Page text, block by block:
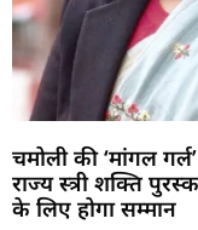
चमोली की ‘मांगल
राज्य स्त्री शक्ति
के लिए होगा सम्मान